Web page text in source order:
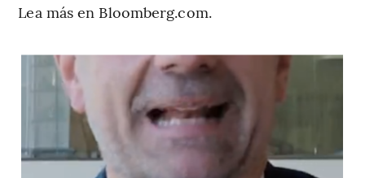
Lea más en Bloomberg.com.